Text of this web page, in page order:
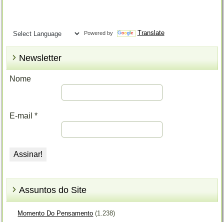
Powered by Translate
Newsletter
Nome
E-mail*
Assuntos do Site
Momento Do Pensamento (1.238)